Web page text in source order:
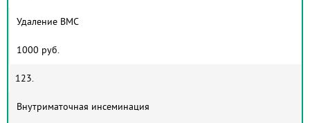
Удаление ВМС
1000 руб.
123.
Внутриматочная инсеминация